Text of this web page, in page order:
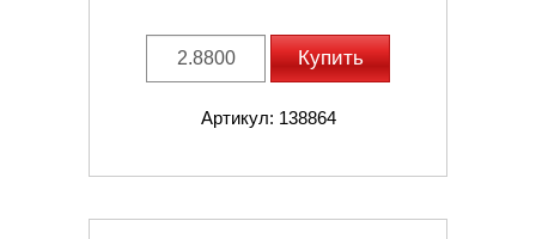
Купить
Артикул: 138864